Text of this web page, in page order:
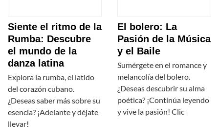
Siente el ritmo de la
Rumba: Descubre
el mundo de la
danza latina
Explora la rumba, el latido
del corazón cubano.
¿Deseas saber más sobre su
esencia? ¡Adelante y déjate
llevar!
El bolero: La
Pasión de la Música
y el Baile
Sumérgete en el romance y
melancolía del bolero.
¿Deseas descubrir su alma
poética? ¡Continúa leyendo
y vive la pasión! Clic